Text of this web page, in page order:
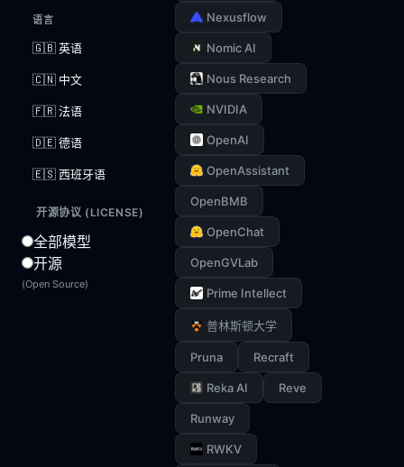
语言
🇬🇧 英语
🇨🇳 中文
🇫🇷 法语
🇩🇪 德语
🇪🇸 西班牙语
开源协议 (LICENSE)
全部模型
开源
(Open Source)
Nexusflow
Nomic AI
Nous Research
NVIDIA
OpenAI
OpenAssistant
OpenBMB
OpenChat
OpenGVLab
Prime Intellect
普林斯顿大学
Pruna Recraft
Reka AI Reve
Runway
RWKV